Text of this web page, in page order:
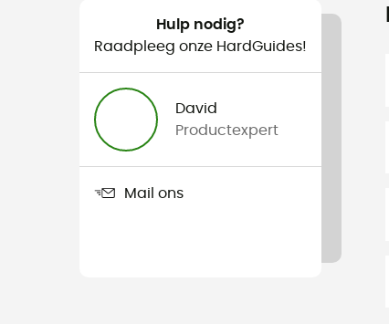
Hulp nodig?
Raadpleeg onze HardGuides!
David
Productexpert
Mail ons